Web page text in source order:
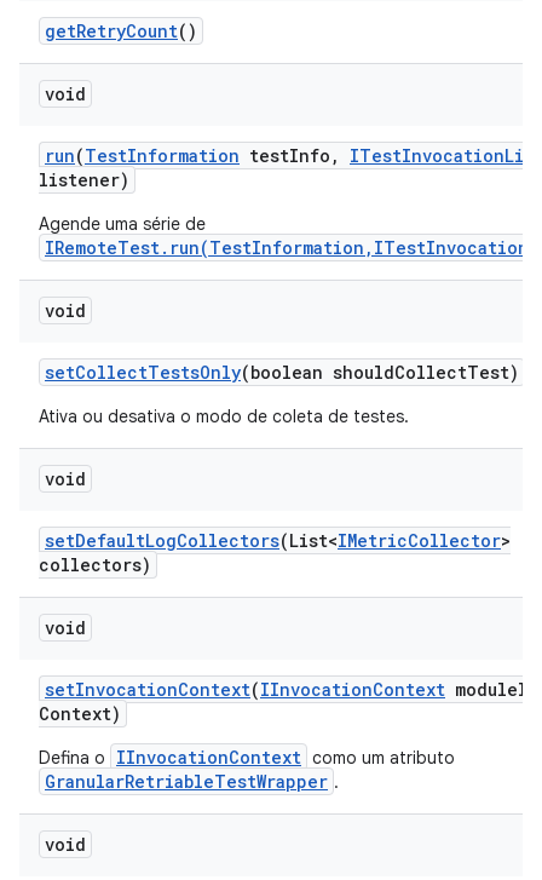
getRetryCount()
void
run(TestInformation testInfo , ITestInvocation
listener)
Agende uma série de
void
setCollectTestsOnly(boolean shouldCollectTest)
Ativa ou desativa o modo de coleta de testes.
void
setDefaultLogCollectors(List<IMetricCollector>
collectors)
void
setInvocationContext(IInvocationContext module
Context)
Defina o IInvocationContext como um atributo
GranularRetriableTestWrapper .
void